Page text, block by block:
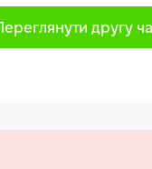
Переглянути другу